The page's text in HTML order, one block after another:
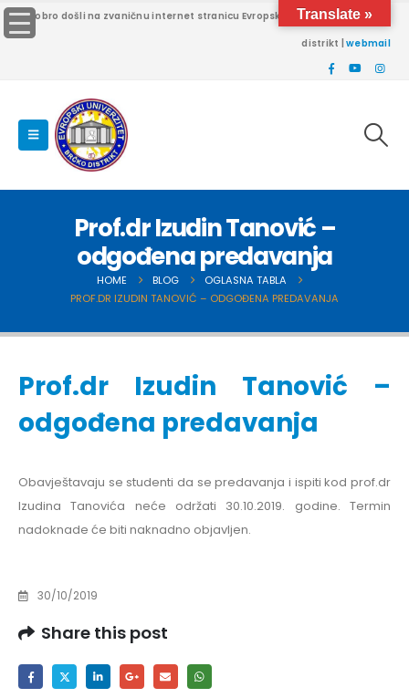
Dobro došli na zvaničnu internet stranicu Evropskog univerziteta Brčko
distrikt |webmail
Prof.dr Izudin Tanović –
odgođena predavanja
HOME BLOG
OGLASNA TABLA
PROF.DR IZUDIN TANOVIĆ – ODGOĐENA PREDAVANJA
Prof.dr Izudin Tanović –
odgođena predavanja
Obavještavaju se studenti da se predavanja i ispiti kod prof.dr
Izudina Tanovića neće održati 30.10.2019. godine. Termin
nadoknade će biti naknadno objavljen.
30/10/2019
Share this post
Translate »